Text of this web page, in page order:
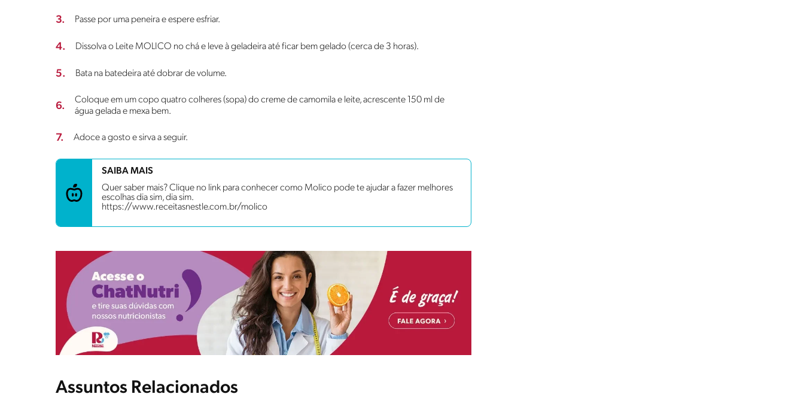
3. Passe por uma peneira e espere esfriar.
4. Dissolva o Leite MOLICO no chá e leve à geladeira até ficar bem gelado (cerca de 3 horas).
5. Bata na batedeira até dobrar de volume.
6.
Coloque em um copo quatro colheres (sopa) do creme de camomila e leite, acrescente 150 ml de
água gelada e mexa bem.
7. Adoce a gosto e sirva a seguir.
SAIBA MAIS
Quer saber mais? Clique no link para conhecer como Molico pode te ajudar a fazer melhores
escolhas dia sim, dia sim.
https://www.receitasnestle.com.br/molico
Assuntos Relacionados